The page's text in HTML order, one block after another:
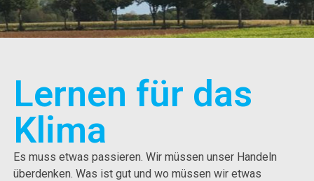
Lernen für das
Klima
Es muss etwas passieren. Wir müssen unser Handeln
überdenken. Was ist gut und wo müssen wir etwas